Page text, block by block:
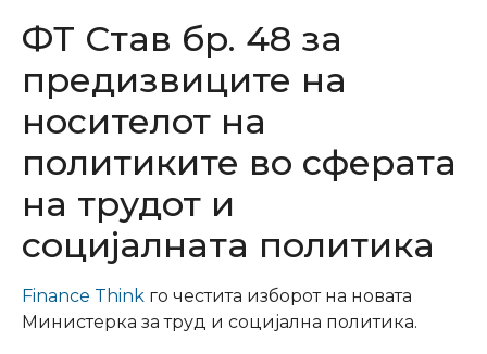
ФТ Став бр. 48 за
предизвиците на
носителот на
политиките во сферата
на трудот и
социјалната политика
Finance Think го честита изборот на новата
Министерка за труд и социјална политика.